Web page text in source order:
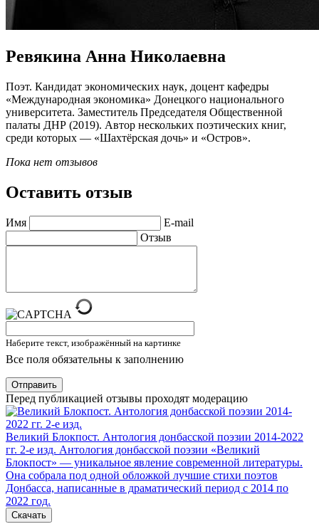
Ревякина Анна Николаевна
Поэт. Кандидат экономических наук, доцент кафедры
«Международная экономика» Донецкого национального
университета. Заместитель Председателя Общественной
палаты ДНР (2019). Автор нескольких поэтических книг,
среди которых — «Шахтёрская дочь» и «Остров».
Пока нет отзывов
Оставить отзыв
Имя
E-mail
Отзыв
Наберите текст, изображённый на картинке
Все поля обязательны к заполнению
Отправить
Перед публикацией отзывы проходят модерацию
Великий Блокпост. Антология донбасской поэзии 2014-2022
гг. 2-е изд. Антология донбасской поэзии «Великий
Блокпост» — уникальное явление современной литературы.
Она собрала под одной обложкой лучшие стихи поэтов
Донбасса, написанные в драматический период с 2014 по
2022 год.
Скачать